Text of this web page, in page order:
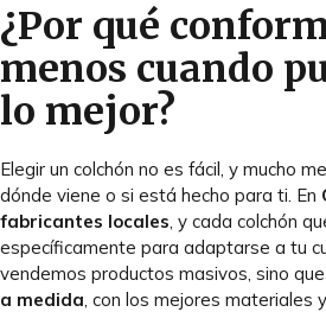
¿Por qué
menos cuando
lo mejor?
Elegir un colchón no es fácil, y mucho
dónde viene o si está hecho para ti. En
fabricantes locales, y cada colchón
específicamente para adaptarse a tu
vendemos productos masivos, sino que
a medida, con los mejores materiales